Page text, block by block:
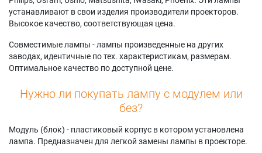
устанавливают в свои изделия производители проекторов.
Высокое качество, соответствующая цена.
Совместимые лампы - лампы произведенные на других
заводах, идентичные по тех. характеристикам, размерам.
Оптимальное качество по доступной цене.
Нужно ли покупать лампу с модулем или
без?
Модуль (блок) - пластиковый корпус в котором установлена
лампа. Предназначен для легкой замены лампы в проекторе.